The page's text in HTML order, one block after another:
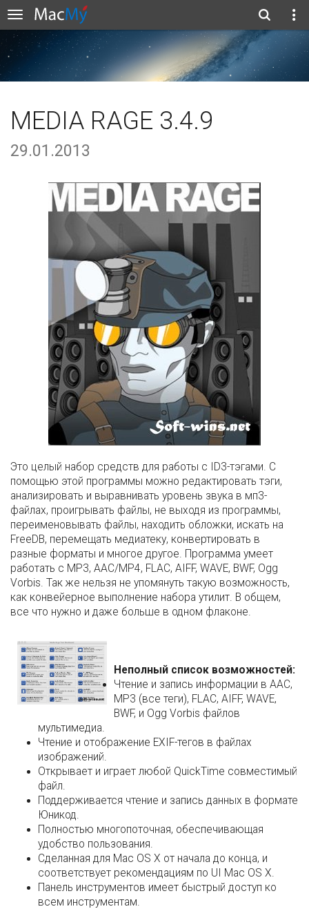
MEDIA RAGE 3.4.9
29.01.2013
Это целый набор средств для работы с ID3-тэгами. С
помощью этой программы можно редактировать тэги,
анализировать и выравнивать уровень звука в мп3-
файлах, проигрывать файлы, не выходя из программы,
переименовывать файлы, находить обложки, искать на
FreeDB, перемещать медиатеку, конвертировать в
разные форматы и многое другое. Программа умеет
работать с MP3, AAC/MP4, FLAC, AIFF, WAVE, BWF, Ogg
Vorbis. Так же нельзя не упомянуть такую возможность,
как конвейерное выполнение набора утилит. В общем,
все что нужно и даже больше в одном флаконе.
Неполный список возможностей:
Чтение и запись информации в AAC,
MP3 (все теги), FLAC, AIFF, WAVE,
BWF, и Ogg Vorbis файлов
мультимедиа.
Чтение и отображение EXIF-тегов в файлах
изображений.
Открывает и играет любой QuickTime совместимый
файл.
Поддерживается чтение и запись данных в формате
Юникод.
Полностью многопоточная, обеспечивающая
удобство пользования.
Сделанная для Mac OS X от начала до конца, и
соответствует рекомендациям по UI Mac OS X.
Панель инструментов имеет быстрый доступ ко
всем инструментам.